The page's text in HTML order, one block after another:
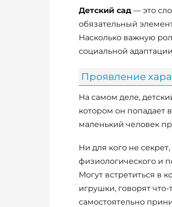
Детский сад — это
обязательный
Насколько важную
социальной
Проявление
На самом деле,
котором он попадает
маленький человек
Ни для кого не
физиологического и
Могут встретиться в
игрушки, говорят
самостоятельно